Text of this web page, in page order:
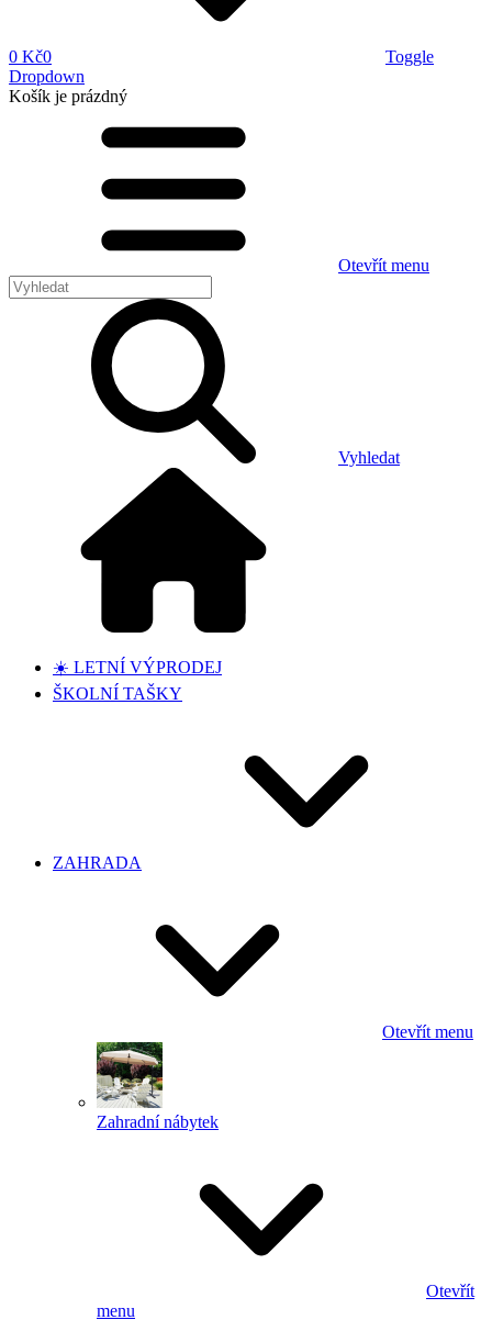
0 Kč0
Toggle
Dropdown
Košík je prázdný
Otevřít menu
Vyhledat
☀️ LETNÍ VÝPRODEJ
ŠKOLNÍ TAŠKY
ZAHRADA
Otevřít menu
Zahradní nábytek
Otevřít
menu